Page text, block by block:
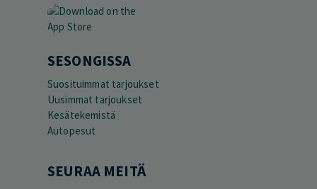
SESONGISSA
Suosituimmat tarjoukset
Uusimmat tarjoukset
Kesätekemistä
Autopesut
SEURAA MEITÄ